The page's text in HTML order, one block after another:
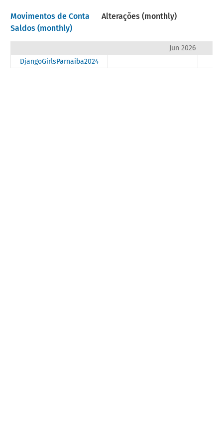
Movimentos de Conta
Alterações (monthly)
Saldos (monthly)
Jun 2026
DjangoGirlsParnaiba2024